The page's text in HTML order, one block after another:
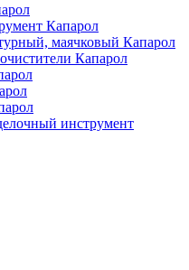
Капарол
маячковый Капарол
Капарол
инструмент